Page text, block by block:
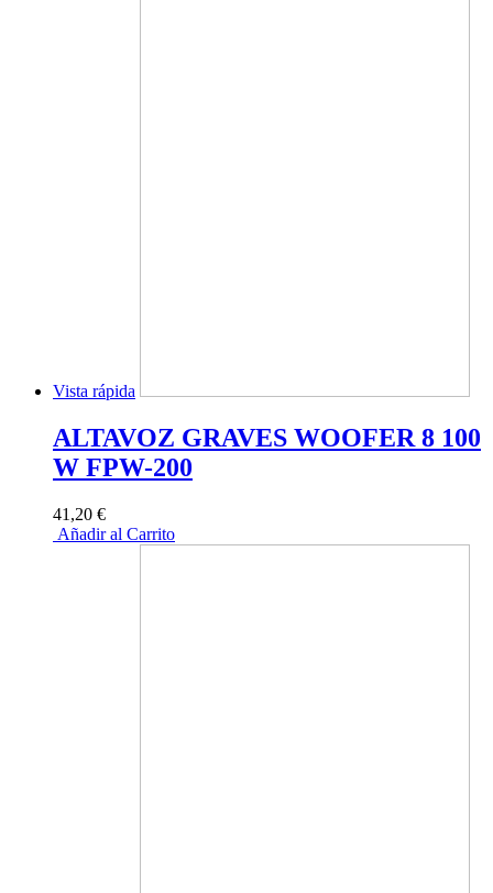
Vista rápida
ALTAVOZ GRAVES WOOFER 8 100
W FPW-200
41,20 €
Añadir al Carrito